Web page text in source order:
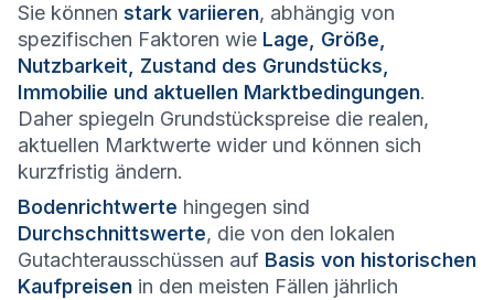
Sie können stark variieren, abhängig von
spezifischen Faktoren wie Lage, Größe,
Nutzbarkeit, Zustand des Grundstücks,
Immobilie und aktuellen Marktbedingungen.
Daher spiegeln Grundstückspreise die realen,
aktuellen Marktwerte wider und können sich
kurzfristig ändern.
Bodenrichtwerte hingegen sind
Durchschnittswerte, die von den lokalen
Gutachterausschüssen auf Basis von historischen
Kaufpreisen in den meisten Fällen jährlich